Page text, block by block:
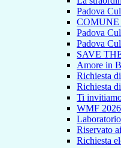
Padova
Padova
Padova
SAVE
Amore in
Richiesta
Richiesta
Ti
WMF
Riservato
Richiesta